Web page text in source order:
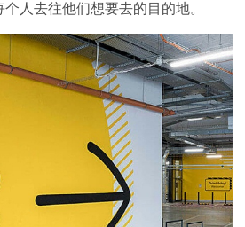
人去往他们想要去的目的地。